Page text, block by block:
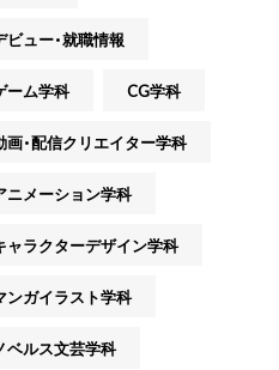
ビュー・就職情報
ーム学科 CG学科
画・配信クリエイター学科
ニメーション学科
ャラクターデザイン学科
ンガイラスト学科
ベルス文芸学科